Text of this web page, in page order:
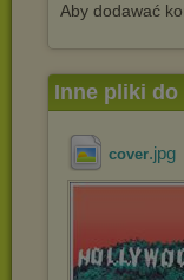
Aby dodawać
Inne pliki
cover.jpg